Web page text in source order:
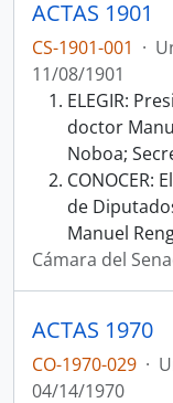
ACTAS 1901
CS-1901-001 ·
11/08/1901
ELEGIR:
doctor
Noboa;
CONOCER:
de
Manuel
Cámara del
ACTAS 1970
CO-1970-029 ·
04/14/1970